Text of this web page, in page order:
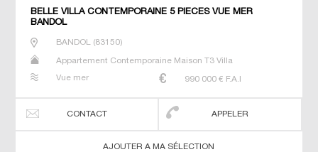
BELLE VILLA CONTEMPORAINE 5 PIECES VUE MER
BANDOL
BANDOL(83150)
Appartement Contemporaine Maison T3 Villa
Vue mer 990 000 € F.A.I
CONTACT APPELER
AJOUTER A MA SÉLECTION